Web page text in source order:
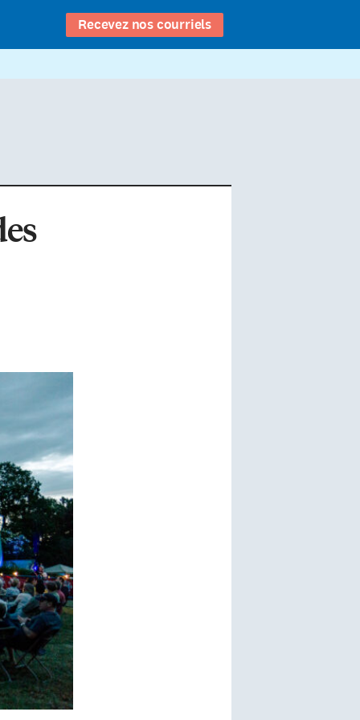
Recevez nos courriels